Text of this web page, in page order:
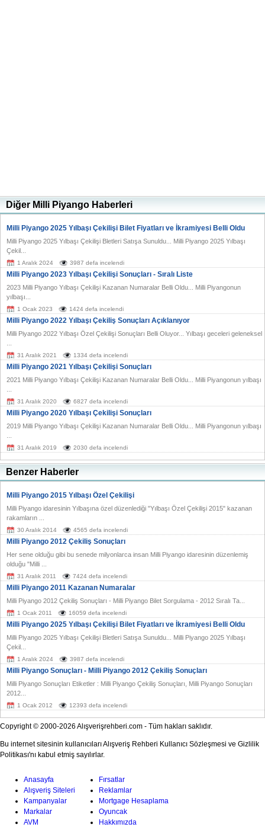
Diğer Milli Piyango Haberleri
Milli Piyango 2025 Yılbaşı Çekilişi Bilet Fiyatları ve İkramiyesi Belli Oldu
Milli Piyango 2025 Yılbaşı Çekilişi Bletleri Satışa Sunuldu... Milli Piyango 2025 Yılbaşı
Çekil...
1 Aralık 2024 3987 defa incelendi
Milli Piyango 2023 Yılbaşı Çekilişi Sonuçları - Sıralı Liste
2023 Milli Piyango Yılbaşı Çekilişi Kazanan Numaralar Belli Oldu... Milli Piyangonun
yılbaşı...
1 Ocak 2023 1424 defa incelendi
Milli Piyango 2022 Yılbaşı Çekiliş Sonuçları Açıklanıyor
Milli Piyango 2022 Yılbaşı Özel Çekilişi Sonuçları Belli Oluyor... Yılbaşı geceleri geleneksel
31 Aralık 2021 1334 defa incelendi
Milli Piyango 2021 Yılbaşı Çekilişi Sonuçları
2021 Milli Piyango Yılbaşı Çekilişi Kazanan Numaralar Belli Oldu... Milli Piyangonun yılbaşı
31 Aralık 2020 6827 defa incelendi
Milli Piyango 2020 Yılbaşı Çekilişi Sonuçları
2019 Milli Piyango Yılbaşı Çekilişi Kazanan Numaralar Belli Oldu... Milli Piyangonun yılbaşı
31 Aralık 2019 2030 defa incelendi
Benzer Haberler
Milli Piyango 2015 Yılbaşı Özel Çekilişi
Milli Piyango idaresinin Yılbaşına özel düzenlediği "Yılbaşı Özel Çekilişi 2015" kazanan
rakamların ...
30 Aralık 2014 4565 defa incelendi
Milli Piyango 2012 Çekiliş Sonuçları
Her sene olduğu gibi bu senede milyonlarca insan Milli Piyango idaresinin düzenlemiş
olduğu "Milli ...
31 Aralık 2011 7424 defa incelendi
Milli Piyango 2011 Kazanan Numaralar
Milli Piyango 2012 Çekiliş Sonuçları - Milli Piyango Bilet Sorgulama - 2012 Sıralı Ta...
1 Ocak 2011 16059 defa incelendi
Milli Piyango 2025 Yılbaşı Çekilişi Bilet Fiyatları ve İkramiyesi Belli Oldu
Milli Piyango 2025 Yılbaşı Çekilişi Bletleri Satışa Sunuldu... Milli Piyango 2025 Yılbaşı
Çekil...
1 Aralık 2024 3987 defa incelendi
Milli Piyango Sonuçları - Milli Piyango 2012 Çekiliş Sonuçları
Milli Piyango Sonuçları Etiketler : Milli Piyango Çekiliş Sonuçları, Milli Piyango Sonuçları
2012...
1 Ocak 2012 12393 defa incelendi
Copyright © 2000-2026 Alışverişrehberi.com - Tüm hakları saklıdır.
Bu internet sitesinin kullanıcıları Alışveriş Rehberi Kullanıcı Sözleşmesi ve Gizlilik
Politikası'nı kabul etmiş sayılırlar.
Anasayfa
Alışveriş Siteleri
Kampanyalar
Markalar
AVM
Fırsatlar
Reklamlar
Mortgage Hesaplama
Oyuncak
Hakkımızda